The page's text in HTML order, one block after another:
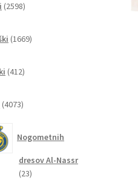
2598izdelkov
1669izdelkov
412izdelkov
4073izdelkov
Nogometnih
dresov Al-Nassr
2323